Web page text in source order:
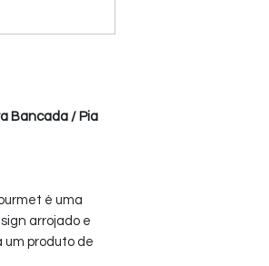
Bancada / Pia
é uma
arrojado e
um produto de